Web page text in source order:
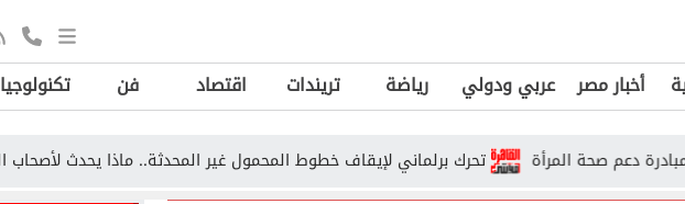
أخبار مصر عربي ودولي رياضة تريندات اقتصاد فن تكنولوجيا
تحرك برلماني لإيقاف خطوط المحمول غير المحدثة.. ماذا يحدث لأصحاب الشرائح؟